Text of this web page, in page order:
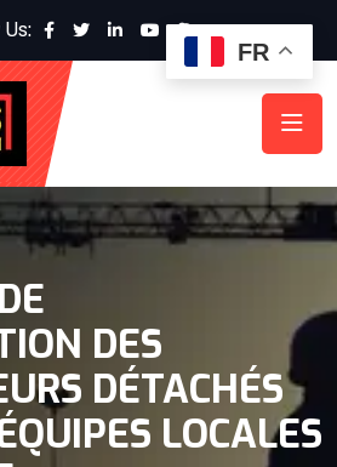
DES
DÉTACHÉS
LOCALES
FR